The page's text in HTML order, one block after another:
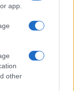
app.
other